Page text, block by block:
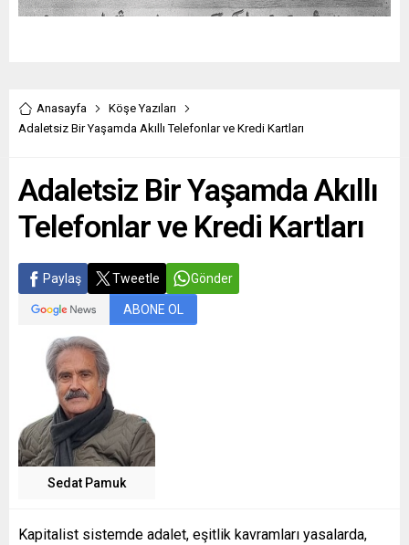
Anasayfa
Köşe Yazıları
Adaletsiz Bir Yaşamda Akıllı Telefonlar ve Kredi Kartları
Adaletsiz Bir Yaşamda Akıllı
Telefonlar ve Kredi Kartları
Paylaş Tweetle Gönder
ABONE OL
Sedat Pamuk
Kapitalist sistemde adalet, eşitlik kavramları yasalarda,